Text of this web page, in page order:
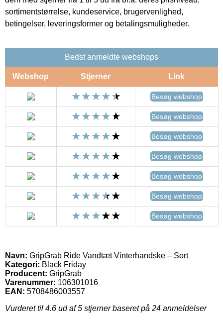
sortimentstørrelse, kundeservice, brugervenlighed,
betingelser, leveringsformer og betalingsmuligheder.
Bedst anmeldte webshops
Webshop Stjerner Link
Besøg webshop
Besøg webshop
Besøg webshop
Besøg webshop
Besøg webshop
Besøg webshop
Besøg webshop
Navn: GripGrab Ride Vandtæt Vinterhandske – Sort
Kategori: Black Friday
Producent: GripGrab
Varenummer: 106301016
EAN: 5708486003557
Vurderet til 4.6 ud af 5 stjerner baseret på 24 anmeldelser